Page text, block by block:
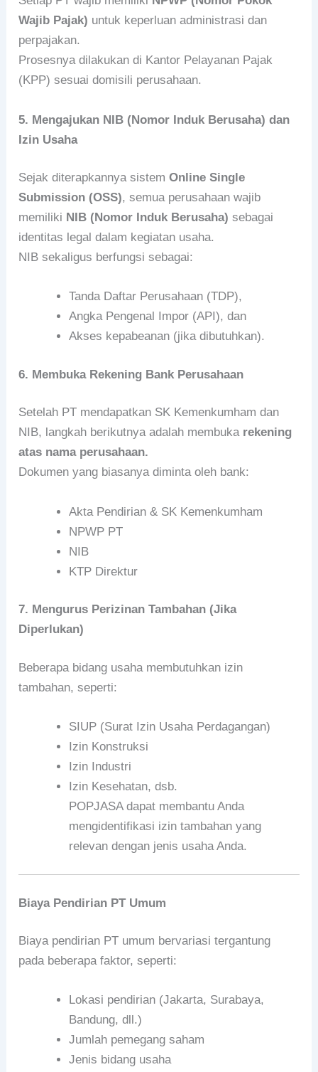
Wajib Pajak) untuk keperluan administrasi dan
perpajakan.
Prosesnya dilakukan di Kantor Pelayanan Pajak
(KPP) sesuai domisili perusahaan.
5. Mengajukan NIB (Nomor Induk Berusaha) dan
Izin Usaha
Sejak diterapkannya sistemOnline Single
Submission (OSS), semua perusahaan wajib
memiliki NIB (Nomor Induk Berusaha) sebagai
identitas legal dalam kegiatan usaha.
NIB sekaligus berfungsi sebagai:
Tanda Daftar Perusahaan (TDP),
Angka Pengenal Impor (API), dan
Akses kepabeanan (jika dibutuhkan).
6. Membuka Rekening Bank Perusahaan
Setelah PT mendapatkan SK Kemenkumham dan
NIB, langkah berikutnya adalah membuka rekening
atas nama perusahaan.
Dokumen yang biasanya diminta oleh bank:
Akta Pendirian & SK Kemenkumham
NPWP PT
NIB
KTP Direktur
7. Mengurus Perizinan Tambahan (Jika
Diperlukan)
Beberapa bidang usaha membutuhkan izin
tambahan, seperti:
SIUP (Surat Izin Usaha Perdagangan)
Izin Konstruksi
Izin Industri
Izin Kesehatan, dsb.
POPJASA dapat membantu Anda
mengidentifikasi izin tambahan yang
relevan dengan jenis usaha Anda.
Biaya Pendirian PT Umum
Biaya pendirian PT umum bervariasi tergantung
pada beberapa faktor, seperti:
Lokasi pendirian (Jakarta, Surabaya,
Bandung, dll.)
Jumlah pemegang saham
Jenis bidang usaha